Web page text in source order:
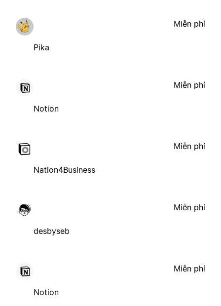
Pika
Miễn phí
Notion
Miễn phí
Nation4Business
Miễn phí
desbyseb
Miễn phí
Notion
Miễn phí